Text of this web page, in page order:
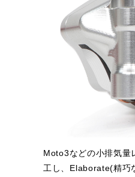
Moto3などの小排気量
工し、Elaborate(精巧